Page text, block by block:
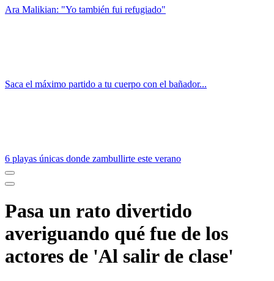
Ara Malikian: "Yo también fui refugiado"
Saca el máximo partido a tu cuerpo con el bañador...
6 playas únicas donde zambullirte este verano
Pasa un rato divertido
averiguando qué fue de los
actores de 'Al salir de clase'